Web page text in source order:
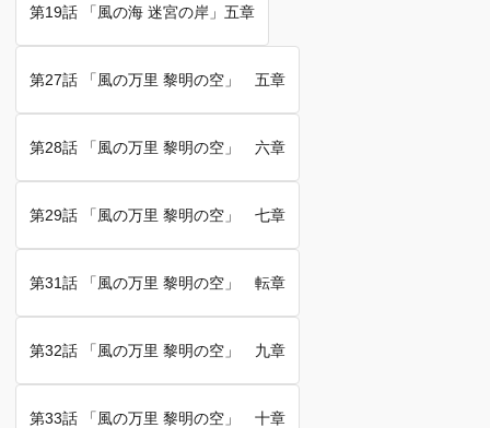
第19話 「風の海 迷宮の岸」五章
第27話 「風の万里 黎明の空」 五章
第28話 「風の万里 黎明の空」 六章
第29話 「風の万里 黎明の空」 七章
第31話 「風の万里 黎明の空」 転章
第32話 「風の万里 黎明の空」 九章
第33話 「風の万里 黎明の空」 十章